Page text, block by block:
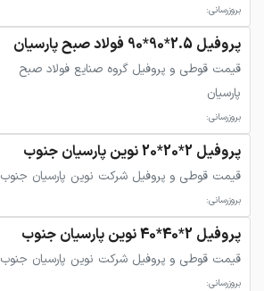
بروزرسانی:
پروفیل 2.5*90*90 فولاد صبح پارسیان
قیمت قوطی و پروفیل گروه صنایع فولاد صبح
پارسیان
بروزرسانی:
پروفیل 2*20*20 نوین پارسیان جنوب
قیمت قوطی و پروفیل شرکت نوین پارسیان جنوب
بروزرسانی:
پروفیل 2*40*40 نوین پارسیان جنوب
قیمت قوطی و پروفیل شرکت نوین پارسیان جنوب
بروزرسانی: